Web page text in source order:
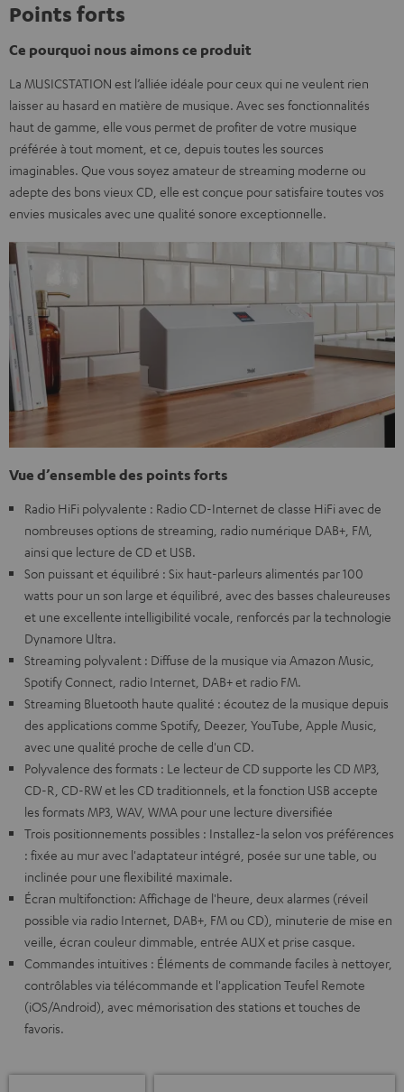
Points forts
Ce pourquoi nous aimons ce produit
La MUSICSTATION est l’alliée idéale pour ceux qui ne veulent rien
laisser au hasard en matière de musique. Avec ses fonctionnalités
haut de gamme, elle vous permet de profiter de votre musique
préférée à tout moment, et ce, depuis toutes les sources
imaginables. Que vous soyez amateur de streaming moderne ou
adepte des bons vieux CD, elle est conçue pour satisfaire toutes vos
envies musicales avec une qualité sonore exceptionnelle.
Vue d’ensemble des points forts
Radio HiFi polyvalente : Radio CD-Internet de classe HiFi avec de
nombreuses options de streaming, radio numérique DAB+, FM,
ainsi que lecture de CD et USB.
Son puissant et équilibré : Six haut-parleurs alimentés par 100
watts pour un son large et équilibré, avec des basses chaleureuses
et une excellente intelligibilité vocale, renforcés par la technologie
Dynamore Ultra.
Streaming polyvalent : Diffuse de la musique via Amazon Music,
Spotify Connect, radio Internet, DAB+ et radio FM.
Streaming Bluetooth haute qualité : écoutez de la musique depuis
des applications comme Spotify, Deezer, YouTube, Apple Music,
avec une qualité proche de celle d'un CD.
Polyvalence des formats : Le lecteur de CD supporte les CD MP3,
CD-R, CD-RW et les CD traditionnels, et la fonction USB accepte
les formats MP3, WAV, WMA pour une lecture diversifiée
Trois positionnements possibles : Installez-la selon vos préférences
: fixée au mur avec l'adaptateur intégré, posée sur une table, ou
inclinée pour une flexibilité maximale.
Écran multifonction: Affichage de l'heure, deux alarmes (réveil
possible via radio Internet, DAB+, FM ou CD), minuterie de mise en
veille, écran couleur dimmable, entrée AUX et prise casque.
Commandes intuitives : Éléments de commande faciles à nettoyer,
contrôlables via télécommande et l'application Teufel Remote
(iOS/Android), avec mémorisation des stations et touches de
favoris.